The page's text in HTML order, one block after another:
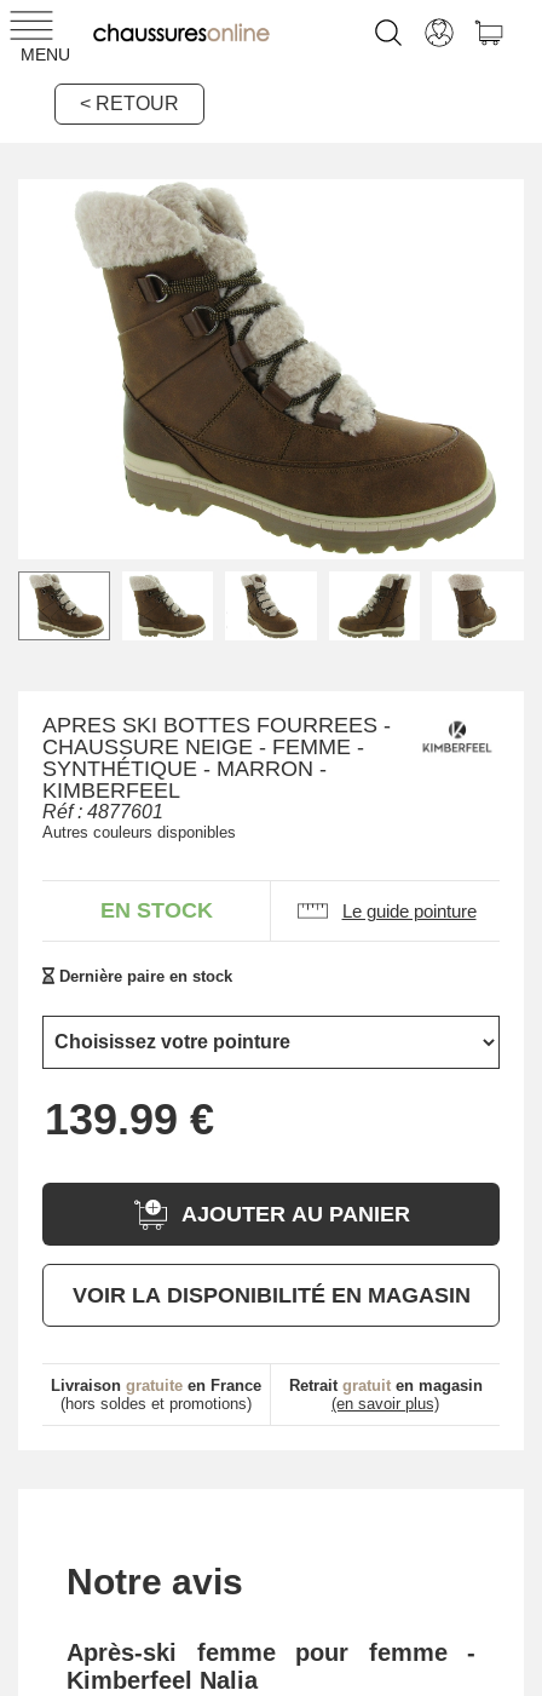
MENU
< RETOUR
APRES SKI BOTTES FOURREES -
CHAUSSURE NEIGE - FEMME -
SYNTHÉTIQUE - MARRON -
KIMBERFEEL
Réf : 4877601
Autres couleurs disponibles
EN STOCK Le guide pointure
Dernière paire en stock
AJOUTER AU PANIER
VOIR LA DISPONIBILITÉ EN MAGASIN
Livraison gratuite en France
(hors soldes et promotions)
Retrait gratuiten magasin
(en savoir plus)
Notre avis
Après-ski femme pour femme -
Kimberfeel Nalia